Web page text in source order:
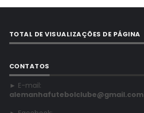
TOTAL DE VISUALIZAÇÕES DE PÁGINA
CONTATOS
► E-mail:
alemanhafutebolclube@gmail.com